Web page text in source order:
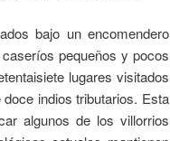
bajo un encomendero
pequeños y pocos
lugares visitados
indios tributarios. Esta
algunos de los villorrios